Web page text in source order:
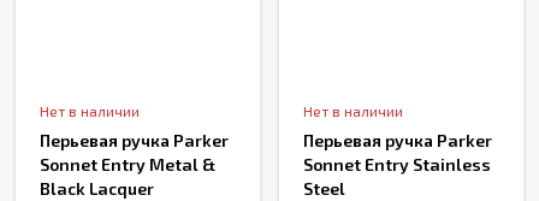
Нет в наличии
Перьевая ручка Parker
Sonnet Entry Metal &
Black Lacquer
Нет в наличии
Перьевая ручка Parker
Sonnet Entry Stainless
Steel